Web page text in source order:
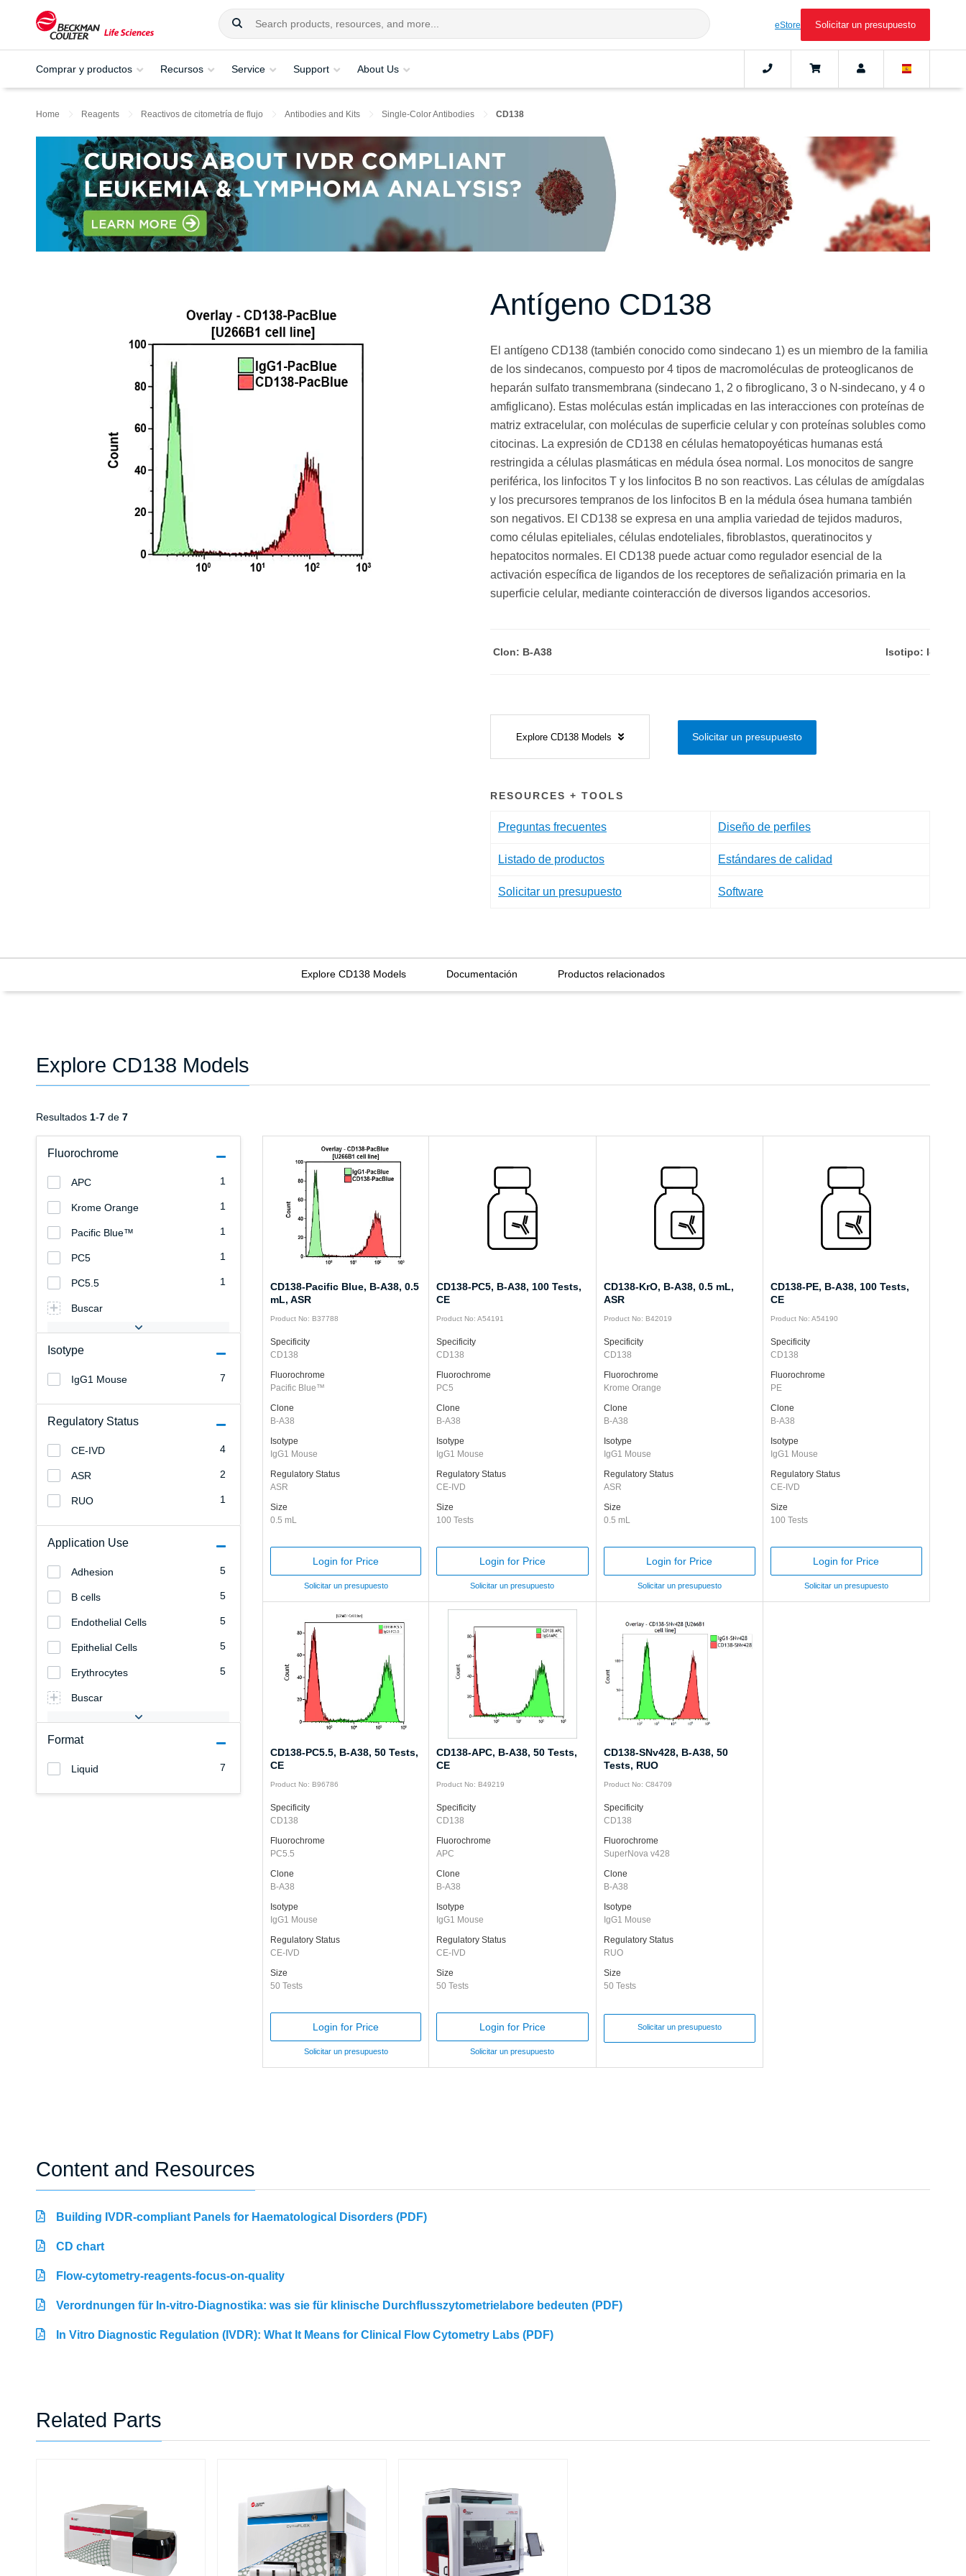
eStore Solicitar un presupuesto
Comprar y productos Recursos Service Support About Us
Home Reagents Reactivos de citometría de flujo Antibodies and Kits Single-Color Antibodies CD138
Antígeno CD138
El antígeno CD138 (también conocido como sindecano 1) es un miembro de la familia
de los sindecanos, compuesto por 4 tipos de macromoléculas de proteoglicanos de
heparán sulfato transmembrana (sindecano 1, 2 o fibroglicano, 3 o N-sindecano, y 4 o
amfiglicano). Estas moléculas están implicadas en las interacciones con proteínas de
matriz extracelular, con moléculas de superficie celular y con proteínas solubles como
citocinas. La expresión de CD138 en células hematopoyéticas humanas está
restringida a células plasmáticas en médula ósea normal. Los monocitos de sangre
periférica, los linfocitos T y los linfocitos B no son reactivos. Las células de amígdalas
y los precursores tempranos de los linfocitos B en la médula ósea humana también
son negativos. El CD138 se expresa en una amplia variedad de tejidos maduros,
como células epiteliales, células endoteliales, fibroblastos, queratinocitos y
hepatocitos normales. El CD138 puede actuar como regulador esencial de la
activación específica de ligandos de los receptores de señalización primaria en la
superficie celular, mediante cointeracción de diversos ligandos accesorios.
Clon: B-A38 Isotipo: IgG1
Explore CD138 Models Solicitar un presupuesto
RESOURCES + TOOLS
Preguntas frecuentes Diseño de perfiles
Listado de productos Estándares de calidad
Solicitar un presupuesto Software
Explore CD138 Models Documentación Productos relacionados
Explore CD138 Models
Fluorochrome
1
APC
1
Krome Orange
1
Pacific Blue™
1
PC5
1
PC5.5
Buscar
Isotype
7
IgG1 Mouse
Regulatory Status
4
CE-IVD
2
ASR
1
RUO
Application Use
5
Adhesion
5
B cells
5
Endothelial Cells
5
Epithelial Cells
5
Erythrocytes
Buscar
Format
7
Liquid
Resultados 1-7 de 7
CD138-Pacific Blue, B-A38, 0.5
mL, ASR
Product No: B37788
Specificity
CD138
Fluorochrome
Pacific Blue™
Clone
B-A38
Isotype
IgG1 Mouse
Regulatory Status
ASR
Size
0.5 mL
Login for Price
Solicitar un presupuesto
CD138-PC5, B-A38, 100 Tests,
CE
Product No: A54191
Specificity
CD138
Fluorochrome
PC5
Clone
B-A38
Isotype
IgG1 Mouse
Regulatory Status
CE-IVD
Size
100 Tests
Login for Price
Solicitar un presupuesto
CD138-KrO, B-A38, 0.5 mL,
ASR
Product No: B42019
Specificity
CD138
Fluorochrome
Krome Orange
Clone
B-A38
Isotype
IgG1 Mouse
Regulatory Status
ASR
Size
0.5 mL
Login for Price
Solicitar un presupuesto
CD138-PE, B-A38, 100 Tests,
CE
Product No: A54190
Specificity
CD138
Fluorochrome
PE
Clone
B-A38
Isotype
IgG1 Mouse
Regulatory Status
CE-IVD
Size
100 Tests
Login for Price
Solicitar un presupuesto
CD138-PC5.5, B-A38, 50 Tests,
CE
Product No: B96786
Specificity
CD138
Fluorochrome
PC5.5
Clone
B-A38
Isotype
IgG1 Mouse
Regulatory Status
CE-IVD
Size
50 Tests
Login for Price
Solicitar un presupuesto
CD138-APC, B-A38, 50 Tests,
CE
Product No: B49219
Specificity
CD138
Fluorochrome
APC
Clone
B-A38
Isotype
IgG1 Mouse
Regulatory Status
CE-IVD
Size
50 Tests
Login for Price
Solicitar un presupuesto
CD138-SNv428, B-A38, 50
Tests, RUO
Product No: C84709
Specificity
CD138
Fluorochrome
SuperNova v428
Clone
B-A38
Isotype
IgG1 Mouse
Regulatory Status
RUO
Size
50 Tests
Solicitar un presupuesto
Content and Resources
Building IVDR-compliant Panels for Haematological Disorders (PDF)
CD chart
Flow-cytometry-reagents-focus-on-quality
Verordnungen für In-vitro-Diagnostika: was sie für klinische Durchflusszytometrielabore bedeuten (PDF)
In Vitro Diagnostic Regulation (IVDR): What It Means for Clinical Flow Cytometry Labs (PDF)
Related Parts